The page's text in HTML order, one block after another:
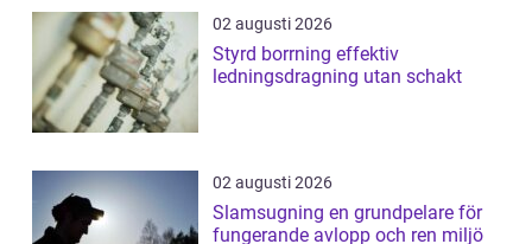
02 augusti 2026
Styrd borrning effektiv
ledningsdragning utan schakt
02 augusti 2026
Slamsugning en grundpelare för
fungerande avlopp och ren miljö